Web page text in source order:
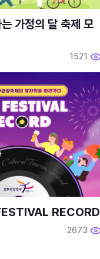
가정의 달 축제 모
1521
RECORD
2673